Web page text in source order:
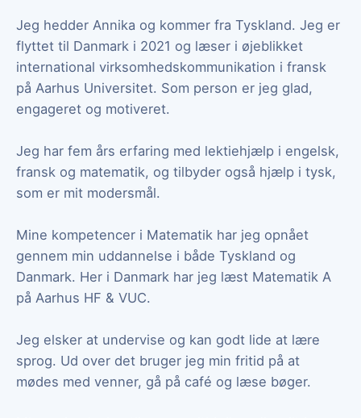
Jeg hedder Annika og kommer fra Tyskland. Jeg er
flyttet til Danmark i 2021 og læser i øjeblikket
international virksomhedskommunikation i fransk
på Aarhus Universitet. Som person er jeg glad,
engageret og motiveret.
Jeg har fem års erfaring med lektiehjælp i engelsk,
fransk og matematik, og tilbyder også hjælp i tysk,
som er mit modersmål.
Mine kompetencer i Matematik har jeg opnået
gennem min uddannelse i både Tyskland og
Danmark. Her i Danmark har jeg læst Matematik A
på Aarhus HF & VUC.
Jeg elsker at undervise og kan godt lide at lære
sprog. Ud over det bruger jeg min fritid på at
mødes med venner, gå på café og læse bøger.